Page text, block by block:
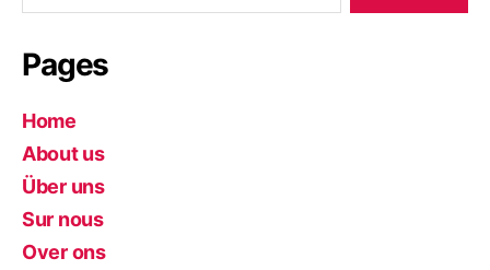
Pages
Home
About us
Über uns
Sur nous
Over ons